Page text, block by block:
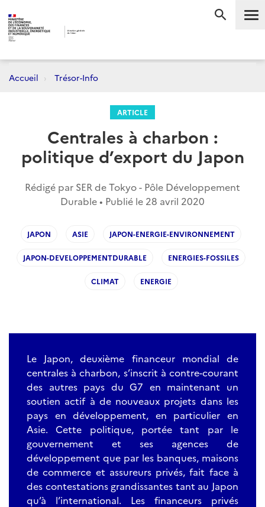
Accueil Trésor-Info
ARTICLE
Centrales à charbon :
politique d’export du Japon
Rédigé par SER de Tokyo - Pôle Développement
Durable • Publié le 28 avril 2020
JAPON ASIE JAPON-ENERGIE-ENVIRONNEMENT
JAPON-DEVELOPPEMENTDURABLE ENERGIES-FOSSILES
CLIMAT ENERGIE
Le Japon, deuxième financeur mondial de
centrales à charbon, s’inscrit à contre-courant
des autres pays du G7 en maintenant un
soutien actif à de nouveaux projets dans les
pays en développement, en particulier en
Asie. Cette politique, portée tant par le
gouvernement et ses agences de
développement que par les banques, maisons
de commerce et assureurs privés, fait face à
des contestations grandissantes tant au Japon
qu’à l’international. Les financeurs privés